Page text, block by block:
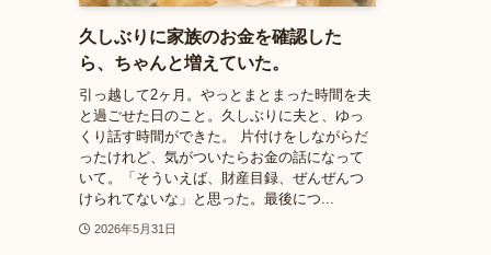
久しぶりに家族のお金を確認した
ら、ちゃんと増えていた。
引っ越して2ヶ月。やっとまとまった時間を夫
と過ごせた日のこと。久しぶりに夫と、ゆっ
くり話す時間ができた。 片付けをしながらだ
ったけれど、気がついたらお金の話になって
いて。「そういえば、財産目録、ぜんぜんつ
けられてないな」と思った。最後につ...
2026年5月31日